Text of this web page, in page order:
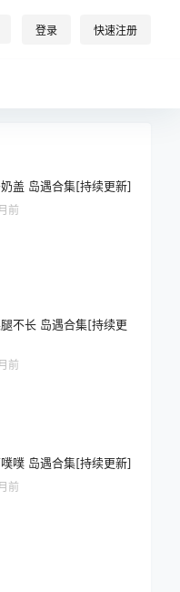
登录 快速注册
盖 岛遇合集[持续更新]
前
不长 岛遇合集[持续更
前
噗 岛遇合集[持续更新]
前